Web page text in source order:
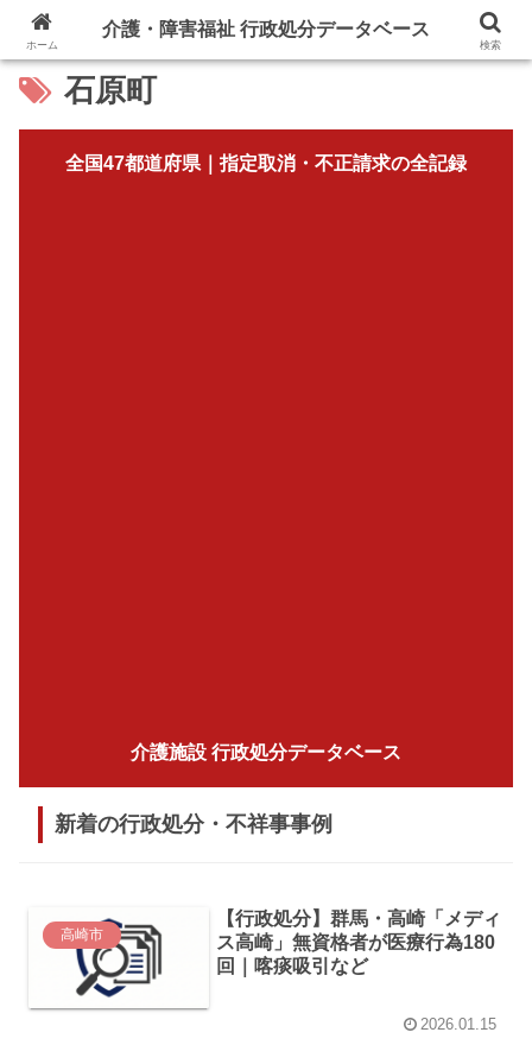
石原町
全国47都道府県｜指定取消・不正請求の全記録
介護施設 行政処分データベース
新着の行政処分・不祥事事例
高崎市
【行政処分】群馬・高崎「メディ
ス高崎」無資格者が医療行為180
回｜喀痰吸引など
2026.01.15
ホーム
介護・障害福祉 行政処分データベース
検索